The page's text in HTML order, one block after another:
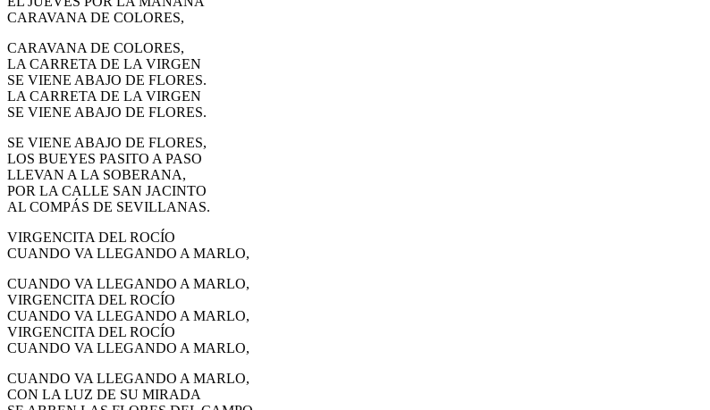
CARAVANA DE COLORES,
CARAVANA DE COLORES,
LA CARRETA DE LA VIRGEN
SE VIENE ABAJO DE FLORES.
LA CARRETA DE LA VIRGEN
SE VIENE ABAJO DE FLORES.
SE VIENE ABAJO DE FLORES,
LOS BUEYES PASITO A PASO
LLEVAN A LA SOBERANA,
POR LA CALLE SAN JACINTO
AL COMPÁS DE SEVILLANAS.
VIRGENCITA DEL ROCÍO
CUANDO VA LLEGANDO A MARLO,
CUANDO VA LLEGANDO A MARLO,
VIRGENCITA DEL ROCÍO
CUANDO VA LLEGANDO A MARLO,
VIRGENCITA DEL ROCÍO
CUANDO VA LLEGANDO A MARLO,
CUANDO VA LLEGANDO A MARLO,
CON LA LUZ DE SU MIRADA